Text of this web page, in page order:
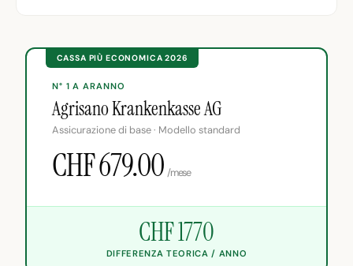
CASSA PIÙ ECONOMICA 2026
N° 1 A ARANNO
Agrisano Krankenkasse AG
Assicurazione di base · Modello standard
CHF 679.00 /mese
CHF 1770
DIFFERENZA TEORICA / ANNO